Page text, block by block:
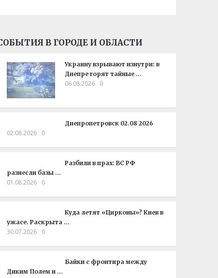
В ГОРОДЕ И ОБЛАСТИ
Украину взрывают изнутри: в
Днепре горят тайные …
06.08.2026 0
Днепропетровск 02.08 2026
02.08.2026 0
Разбили в прах: ВС РФ
разнесли базы …
01.08.2026 0
Куда летят «Цирконы»? Киев в
ужасе. Раскрыта …
30.07.2026 0
Байки с фронтира между
Диким Полем и …